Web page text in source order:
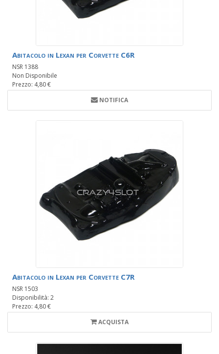
Abitacolo in Lexan per Corvette C6R
NSR 1388
Non Disponibile
Prezzo: 4,80 €
NOTIFICA
Abitacolo in Lexan per Corvette C7R
NSR 1503
Disponibilità: 2
Prezzo: 4,80 €
ACQUISTA